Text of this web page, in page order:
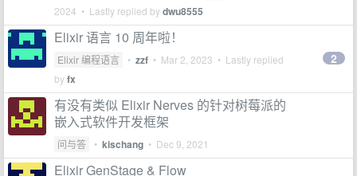
2024 • Lastly replied bydwu8555
Elixir 语言 10 周年啦！
Elixir 编程语言 • zzf • Mar 2, 2023 • Lastly replied
byfx
2
有没有类似 Elixir Nerves 的针对树莓派的
嵌入式软件开发框架
问与答 • kischang • Dec 9, 2021
Elixir GenStage & Flow